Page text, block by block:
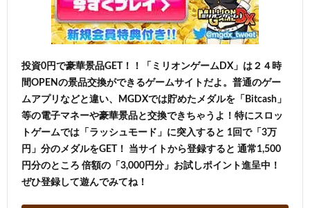
投資0円で豪華景品GET！！「ミリオンゲームDX」は２４時
間OPENの景品交換ができるゲームサイトだよ。普通のゲー
ムアプリなどと違い、MGDXでは貯めたメダルを「Bitcash」
等の電子マネーや豪華景品と交換できちゃうよ！特にスロッ
トゲームでは「ラッシュモード」に突入すると 1回で「3万
円」分のメダルをGET！ 当サイトから登録すると 通常1,500
円分のところ 倍額の「3,000円分」お試しポイント進呈中！
ぜひ登録して遊んでみてね！